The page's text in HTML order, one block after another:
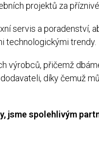
projektů za
servis a poradenství,
technologickými trendy.
výrobců, přičemž
díky čemuž
jsme spolehlivým